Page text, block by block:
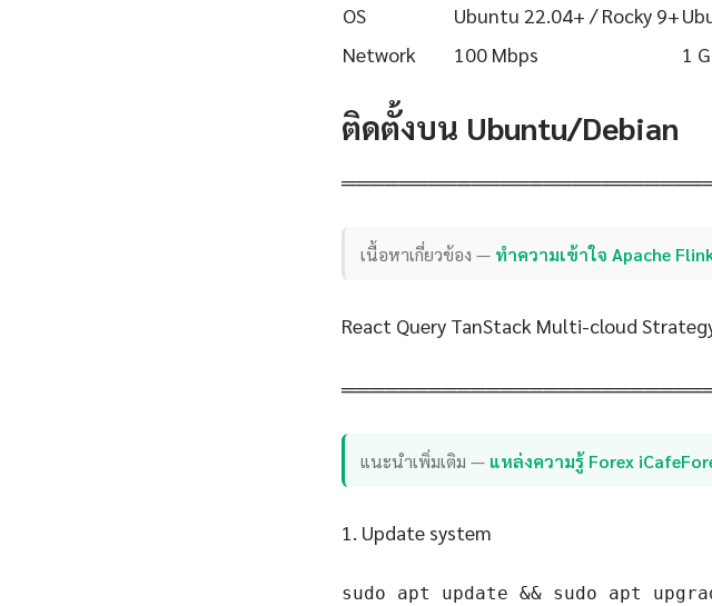
OS
Ubuntu 22.04+ / Rocky 9+
Network
100 Mbps 1
ติดตั้งบน Ubuntu/Debian
เนื้อหาเกี่ยวข้อง — ทำความเข้าใจ Apache
React Query TanStack Multi-cloud
แนะนำเพิ่มเติม — แหล่งความรู้ Forex
1. Update system
sudo apt update && sudo apt